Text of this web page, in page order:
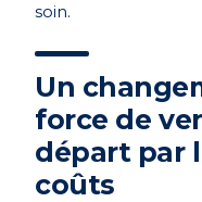
soin.
Un
force de
départ par
coûts